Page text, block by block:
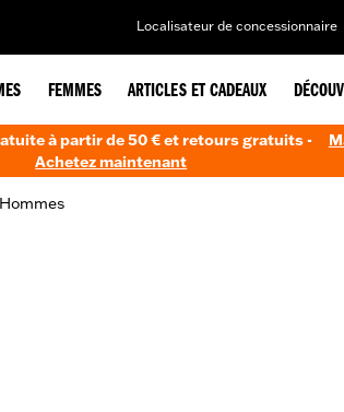
Localisateur de concessionnaire
FEMMES ARTICLES ET CADEAUX
à partir de 50 € et retours gratuits -
Achetez maintenant